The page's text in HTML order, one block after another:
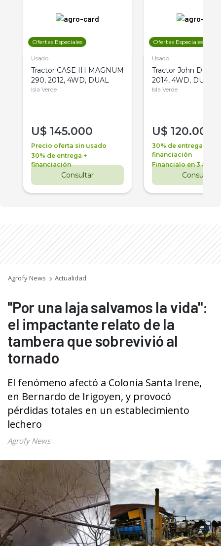
Ofertas Especiales
Usado
Tractor CASE IH MAGNUM
290, 2012, 4WD, DUAL
Isla Verde
U$ 145.000
Precio oferta sin usado
30% de entrega +
financiación
Consultar
Ofertas Especiales
Usado
Tractor John Deere
2014, 4WD, DUAL
Isla Verde
U$ 120.000
30% de entrega +
financiación
Financialo en 3 años
Consultar
Agrofy News Actualidad
"Por una laja salvamos la vida":
el impactante relato de la
tambera que sobrevivió al
tornado
El fenómeno afectó a Colonia Santa Irene,
en Bernardo de Irigoyen, y provocó
pérdidas totales en un establecimiento
lechero
Agrofy News